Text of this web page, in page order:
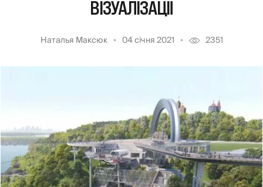
ВІЗУАЛІЗАЦІЇ
Наталья Максюк 04 січня 2021 2351